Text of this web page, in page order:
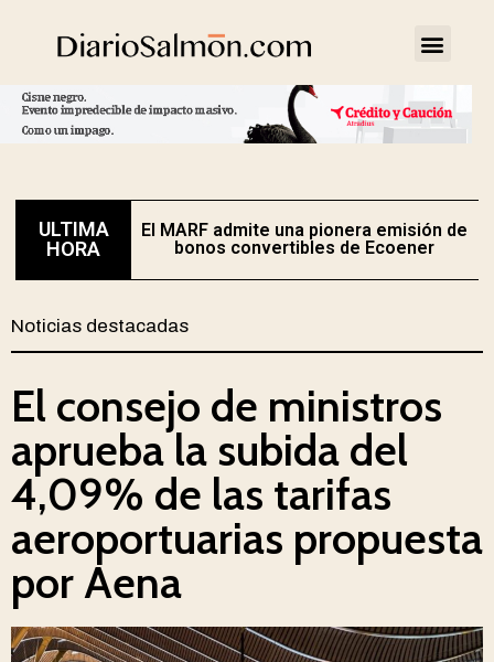
ULTIMA
HORA
El MARF admite una pionera emisión de
bonos convertibles de Ecoener
Noticias destacadas
El consejo de ministros
aprueba la subida del
4,09% de las tarifas
aeroportuarias propuesta
por Aena